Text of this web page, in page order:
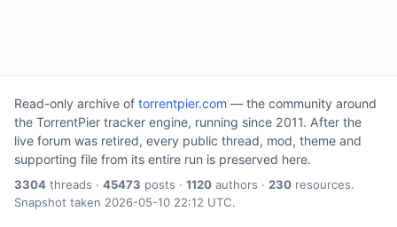
Read-only archive of torrentpier.com — the community around
the TorrentPier tracker engine, running since 2011. After the
live forum was retired, every public thread, mod, theme and
supporting file from its entire run is preserved here.
3304 threads · 45473 posts · 1120 authors · 230 resources.
Snapshot taken 2026-05-10 22:12 UTC.